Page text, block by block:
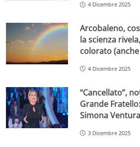
4 Dicembre 2025
Arcobaleno,
la scienza
colorato
4 Dicembre 2025
“Cancellato”,
Grande
Simona Ventura
3 Dicembre 2025